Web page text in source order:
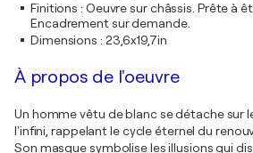
Finitions : Oeuvre sur châssis. Prête à
Encadrement sur demande.
Dimensions : 23,6x19,7in
À propos de l'oeuvre
Un homme vêtu de blanc se détache sur
l'infini, rappelant le cycle éternel du
Son masque symbolise les illusions qui